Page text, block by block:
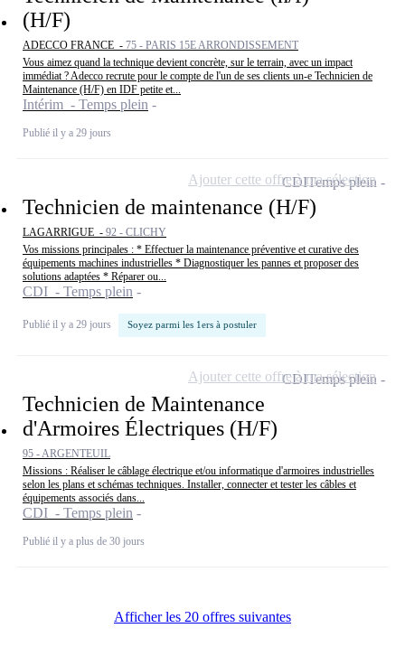
(H/F)
ADECCO FRANCE - 75 - PARIS 15E ARRONDISSEMENT
Vous aimez quand la technique devient concrète, sur le terrain, avec un impact
immédiat ? Adecco recrute pour le compte de l'un de ses clients un-e Technicien de
Maintenance (H/F) en IDF petite et...
Intérim - Temps plein
Publié il y a 29 jours
Technicien de maintenance (H/F)
LAGARRIGUE - 92 - CLICHY
Vos missions principales : * Effectuer la maintenance préventive et curative des
équipements machines industrielles * Diagnostiquer les pannes et proposer des
solutions adaptées * Réparer ou...
CDI - Temps plein
Publié il y a 29 jours Soyez parmi les 1ers à postuler
CDITemps plein
Ajouter cette offre à ma sélection
Technicien de Maintenance
d'Armoires Électriques (H/F)
95 - ARGENTEUIL
Missions : Réaliser le câblage électrique et/ou informatique d'armoires industrielles
selon les plans et schémas techniques. Installer, connecter et tester les câbles et
équipements associés dans...
CDI - Temps plein
Publié il y a plus de 30 jours
CDITemps plein
Ajouter cette offre à ma sélection
Afficher les 20 offres suivantes